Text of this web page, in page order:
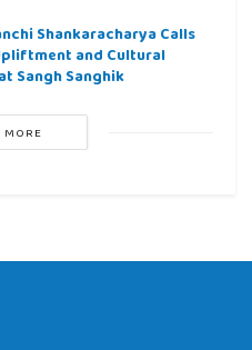
Shankaracharya Calls
and Cultural
Sangh Sanghik